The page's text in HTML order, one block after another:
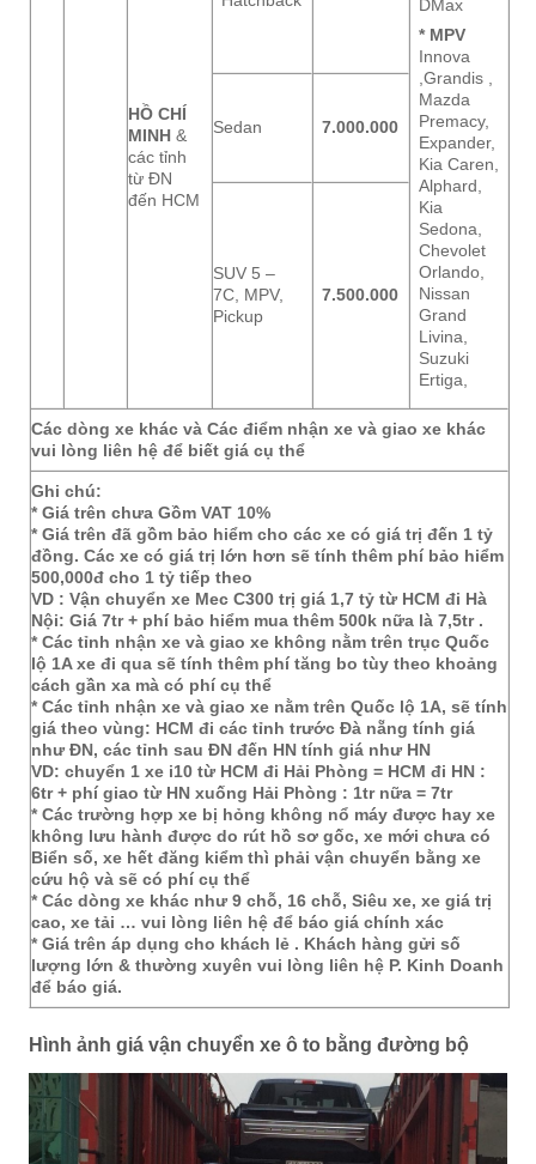
DMax
* MPV
Innova
,Grandis ,
Mazda
Premacy,
Expander,
Kia Caren,
Alphard,
Kia
Sedona,
Chevolet
Orlando,
Nissan
Grand
Livina,
Suzuki
Ertiga,
HỒ CHÍ
MINH &
các tỉnh
từ ĐN
đến HCM
Sedan 7.000.000
SUV 5 –
7C, MPV,
Pickup
7.500.000
Các dòng xe khác và Các điểm nhận xe và giao xe khác
vui lòng liên hệ để biết giá cụ thể
Ghi chú:
* Giá trên chưa Gồm VAT 10%
* Giá trên đã gồm bảo hiểm cho các xe có giá trị đến 1 tỷ
đồng. Các xe có giá trị lớn hơn sẽ tính thêm phí bảo hiểm
500,000đ cho 1 tỷ tiếp theo
VD : Vận chuyển xe Mec C300 trị giá 1,7 tỷ từ HCM đi Hà
Nội: Giá 7tr + phí bảo hiểm mua thêm 500k nữa là 7,5tr .
* Các tỉnh nhận xe và giao xe không nằm trên trục Quốc
lộ 1A xe đi qua sẽ tính thêm phí tăng bo tùy theo khoảng
cách gần xa mà có phí cụ thể
* Các tỉnh nhận xe và giao xe nằm trên Quốc lộ 1A, sẽ tính
giá theo vùng: HCM đi các tỉnh trước Đà nẵng tính giá
như ĐN, các tỉnh sau ĐN đến HN tính giá như HN
VD: chuyển 1 xe i10 từ HCM đi Hải Phòng = HCM đi HN :
6tr + phí giao từ HN xuống Hải Phòng : 1tr nữa = 7tr
* Các trường hợp xe bị hỏng không nổ máy được hay xe
không lưu hành được do rút hồ sơ gốc, xe mới chưa có
Biển số, xe hết đăng kiểm thì phải vận chuyển bằng xe
cứu hộ và sẽ có phí cụ thể
* Các dòng xe khác như 9 chỗ, 16 chỗ, Siêu xe, xe giá trị
cao, xe tải … vui lòng liên hệ để báo giá chính xác
* Giá trên áp dụng cho khách lẻ . Khách hàng gửi số
lượng lớn & thường xuyên vui lòng liên hệ P. Kinh Doanh
để báo giá.
Hình ảnh giá vận chuyển xe ô to bằng đường bộ